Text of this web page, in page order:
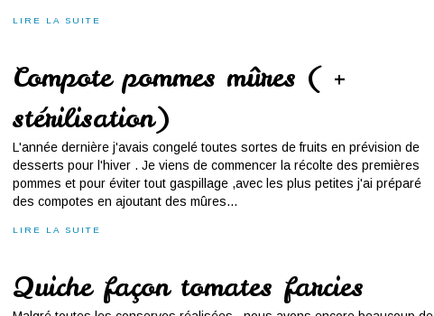
LIRE LA SUITE
Compote pommes mûres ( +
stérilisation)
L'année dernière j'avais congelé toutes sortes de fruits en prévision de
desserts pour l'hiver . Je viens de commencer la récolte des premières
pommes et pour éviter tout gaspillage ,avec les plus petites j'ai préparé
des compotes en ajoutant des mûres...
LIRE LA SUITE
Quiche façon tomates farcies